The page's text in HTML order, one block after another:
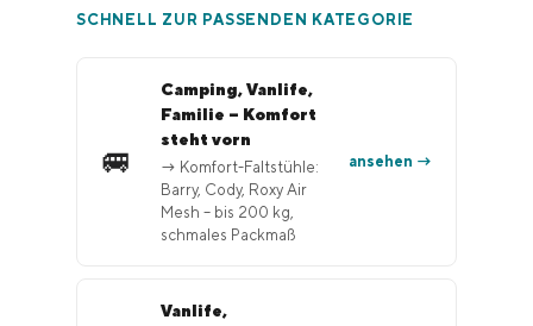
SCHNELL ZUR PASSENDEN KATEGORIE
🚐
Camping, Vanlife,
Familie – Komfort
steht vorn
→ Komfort-Faltstühle:
Barry, Cody, Roxy Air
Mesh – bis 200 kg,
schmales Packmaß
ansehen →
Vanlife,